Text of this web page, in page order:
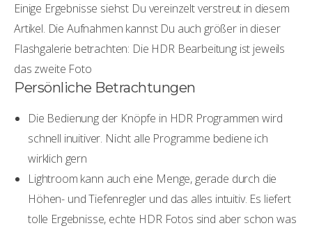
Einige Ergebnisse siehst Du vereinzelt verstreut in diesem
Artikel. Die Aufnahmen kannst Du auch größer in dieser
Flashgalerie betrachten: Die HDR Bearbeitung ist jeweils
das zweite Foto
Persönliche Betrachtungen
Die Bedienung der Knöpfe in HDR Programmen wird
schnell inuitiver. Nicht alle Programme bediene ich
wirklich gern
Lightroom kann auch eine Menge, gerade durch die
Höhen- und Tiefenregler und das alles intuitiv. Es liefert
tolle Ergebnisse, echte HDR Fotos sind aber schon was